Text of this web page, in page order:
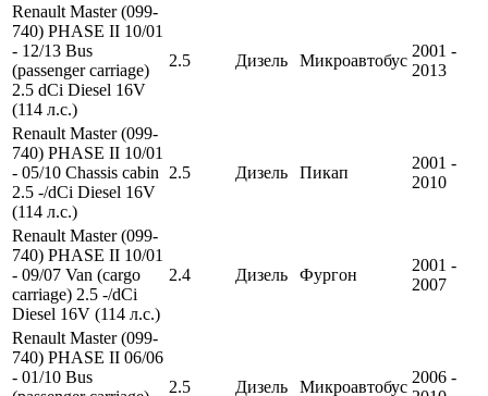
Renault Master (099-
740) PHASE II 10/01
- 12/13 Bus
(passenger carriage)
2.5 dCi Diesel 16V
(114 л.с.)
2.5 Дизель Микроавтобус
2001 -
2013
Renault Master (099-
740) PHASE II 10/01
- 05/10 Chassis cabin
2.5 -/dCi Diesel 16V
(114 л.с.)
2.5 Дизель Пикап
2001 -
2010
Renault Master (099-
740) PHASE II 10/01
- 09/07 Van (cargo
carriage) 2.5 -/dCi
Diesel 16V (114 л.с.)
2.4 Дизель Фургон
2001 -
2007
Renault Master (099-
740) PHASE II 06/06
- 01/10 Bus
2.5 Дизель Микроавтобус
2006 -